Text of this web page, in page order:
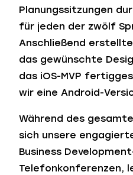
Planungssitzungen
für jeden der zwölf
Anschließend
das gewünschte
das iOS-MVP
wir eine Android-
Während des
sich unsere
Business
Telefonkonferenzen,